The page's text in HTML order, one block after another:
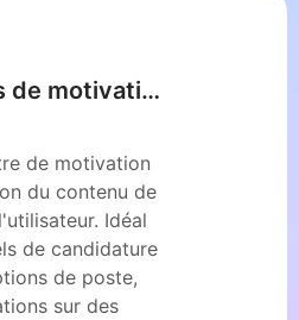
Générateur de lettres de motivation
de motivation
du contenu de
Idéal
de candidature
de poste,
sur des